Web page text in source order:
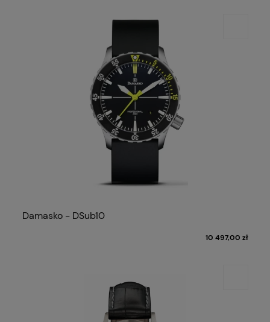
Damasko - DSub10
10 497,00 zł